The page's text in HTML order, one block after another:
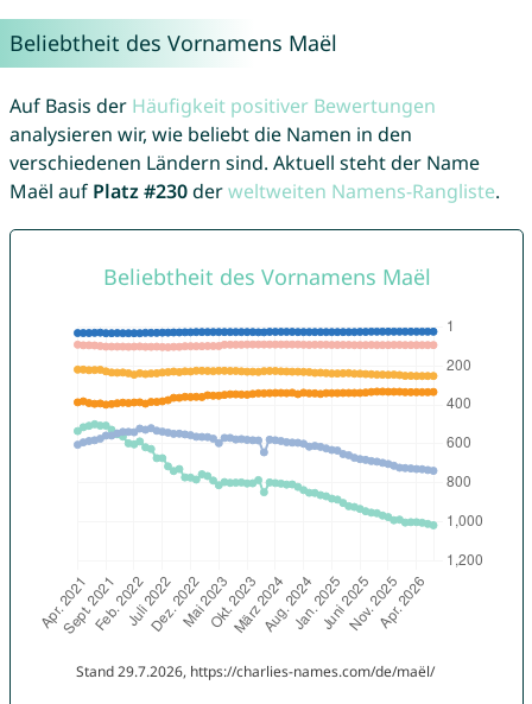
Beliebtheit des Vornamens Maël
Auf Basis der Häufigkeit positiver Bewertungen
analysieren wir, wie beliebt die Namen in den
verschiedenen Ländern sind. Aktuell steht der Name
Maël auf Platz #230derweltweiten Namens-Rangliste.